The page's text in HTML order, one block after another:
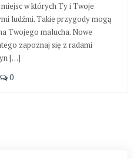
w których Ty i Twoje
ludźmi. Takie przygody mogą
Twojego malucha. Nowe
zapoznaj się z radami
[…]
0